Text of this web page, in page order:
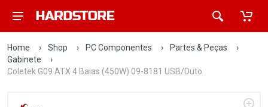
Home › Shop › PC Componentes › Partes & Peças
›
Gabinete
›
Coletek G09 ATX 4 Baias (450W) 09-8181 USB/Duto